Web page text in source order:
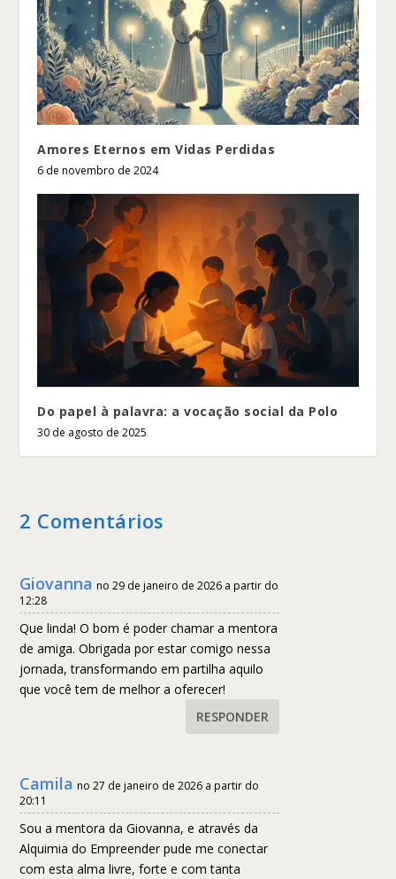
Amores Eternos em Vidas Perdidas
6 de novembro de 2024
Do papel à palavra: a vocação social da Polo
30 de agosto de 2025
2 Comentários
Giovanna no 29 de janeiro de 2026 a partir do
12:28
Que linda! O bom é poder chamar a mentora
de amiga. Obrigada por estar comigo nessa
jornada, transformando em partilha aquilo
que você tem de melhor a oferecer!
RESPONDER
Camila no 27 de janeiro de 2026 a partir do
20:11
Sou a mentora da Giovanna, e através da
Alquimia do Empreender pude me conectar
com esta alma livre, forte e com tanta